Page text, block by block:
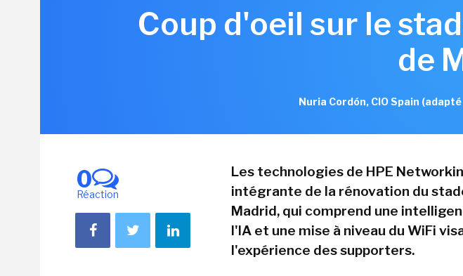
Coup d'oeil sur le
de
Nuria Cordón, CIO Spain
0
Réaction
Les technologies de HPE
intégrante de la rénovation du
Madrid, qui comprend une
l'IA et une mise à niveau du WiFi
l'expérience des supporters.